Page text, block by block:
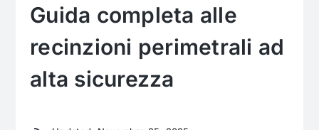
Guida completa alle
recinzioni perimetrali ad
alta sicurezza